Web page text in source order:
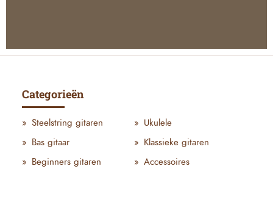
Categorieën
Steelstring gitaren
Ukulele
Bas gitaar
Klassieke gitaren
Beginners gitaren
Accessoires